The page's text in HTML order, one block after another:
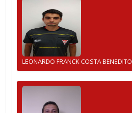
LEONARDO FRANCK COSTA BENEDITO